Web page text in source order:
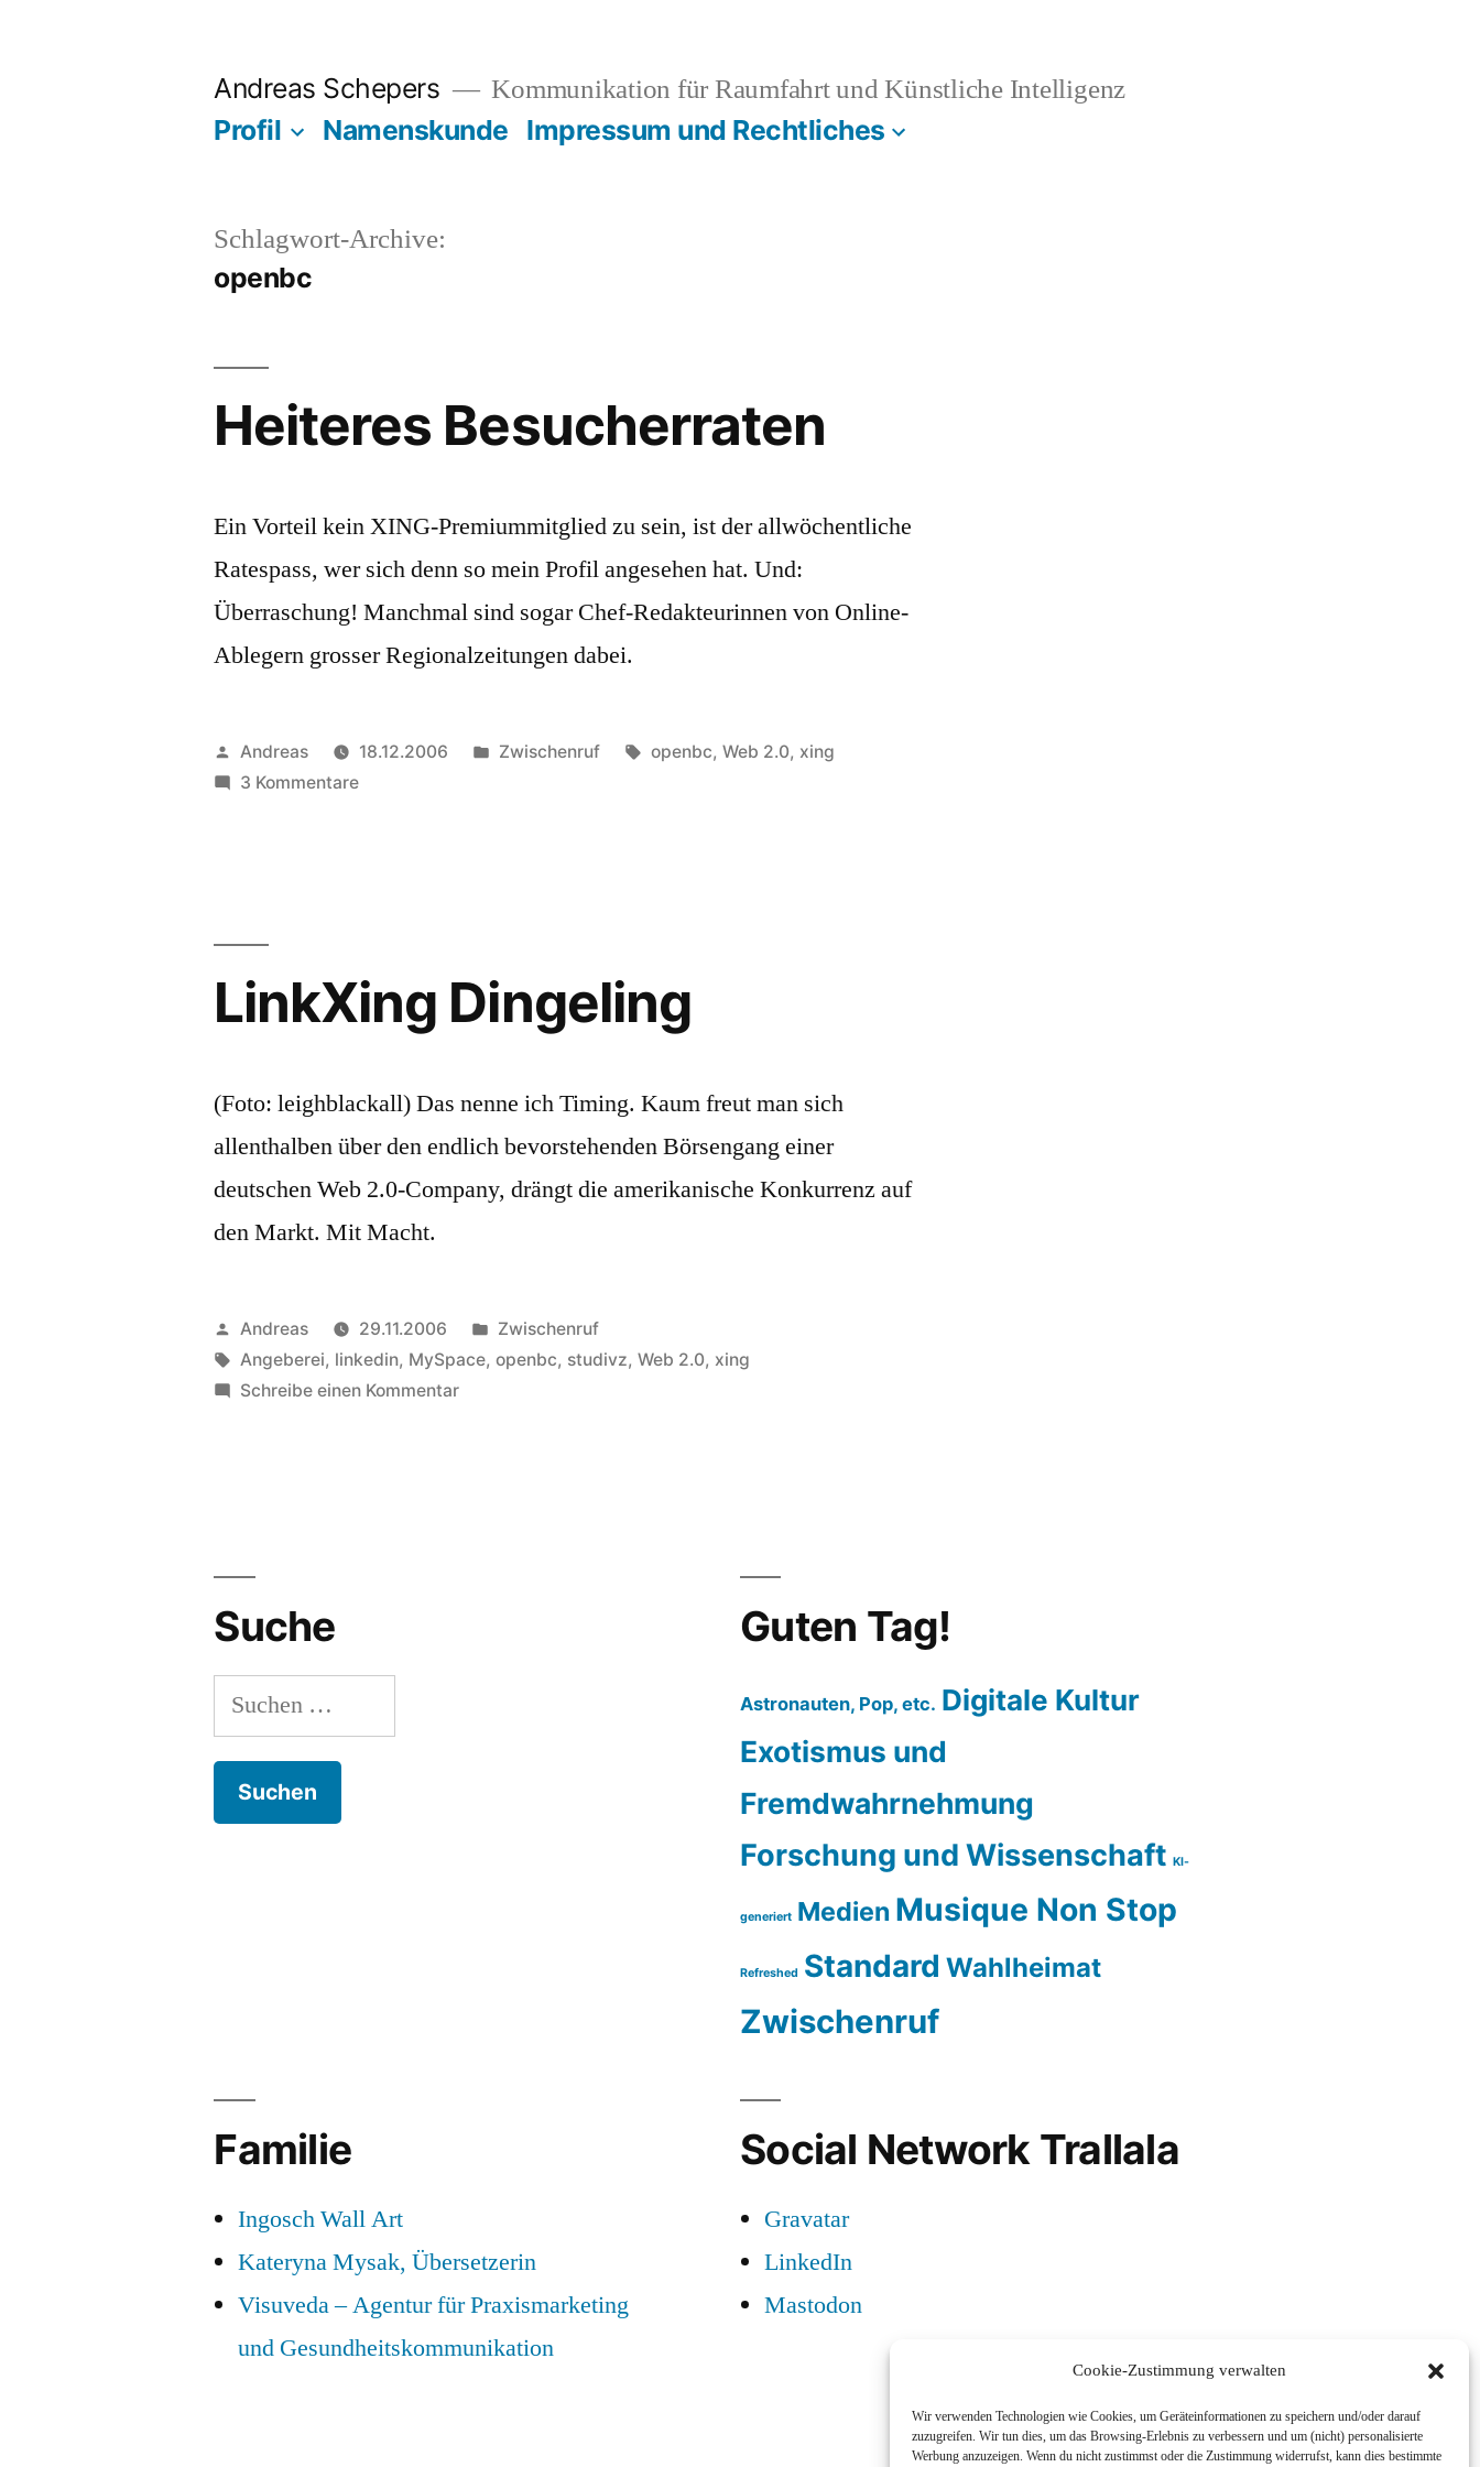
Cookie-Zustimmung verwalten
Wir verwenden Technologien wie Cookies, um Geräteinformationen zu speichern und/oder darauf
zuzugreifen. Wir tun dies, um das Browsing-Erlebnis zu verbessern und um (nicht) personalisierte
Werbung anzuzeigen. Wenn du nicht zustimmst oder die Zustimmung widerrufst, kann dies bestimmte
Andreas Schepers Kommunikation für Raumfahrt und Künstliche Intelligenz
Profil Namenskunde Impressum und Rechtliches
Schlagwort-Archive:
openbc
Heiteres Besucherraten
Ein Vorteil kein XING-Premiummitglied zu sein, ist der allwöchentliche
Ratespass, wer sich denn so mein Profil angesehen hat. Und:
Überraschung! Manchmal sind sogar Chef-Redakteurinnen von Online-
Ablegern grosser Regionalzeitungen dabei.
Veröffentlicht
von
Andreas 18.12.2006
Veröffentlicht
Zwischenruf Schlagwörter:
openbc, Web 2.0, xing
3 Kommentarezu
LinkXing Dingeling
(Foto: leighblackall) Das nenne ich Timing. Kaum freut man sich
allenthalben über den endlich bevorstehenden Börsengang einer
deutschen Web 2.0-Company, drängt die amerikanische Konkurrenz auf
den Markt. Mit Macht.
Veröffentlicht
von
Andreas 29.11.2006
Veröffentlicht
in
Zwischenruf
Schlagwörter:
Angeberei, linkedin, MySpace,openbc, studivz,Web 2.0, xing
Schreibe einen Kommentarzu
Suche
Suchen
nach:
Guten Tag!
Astronauten, Pop, etc. Digitale Kultur
Exotismus und
Fremdwahrnehmung
Forschung und Wissenschaft KI-
generiert Medien Musique Non Stop
Refreshed Standard Wahlheimat
Zwischenruf
Familie
Ingosch Wall Art
Kateryna Mysak, Übersetzerin
Visuveda – Agentur für Praxismarketing
und Gesundheitskommunikation
Social Network Trallala
Gravatar
LinkedIn
Mastodon